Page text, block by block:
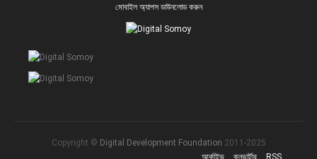
মোবাইল অ্যাপস ডাউনলোড করুন
Copyright © Digital Development Foundation 2011-2025
আর্কাইভ
কনভার্টার RSS